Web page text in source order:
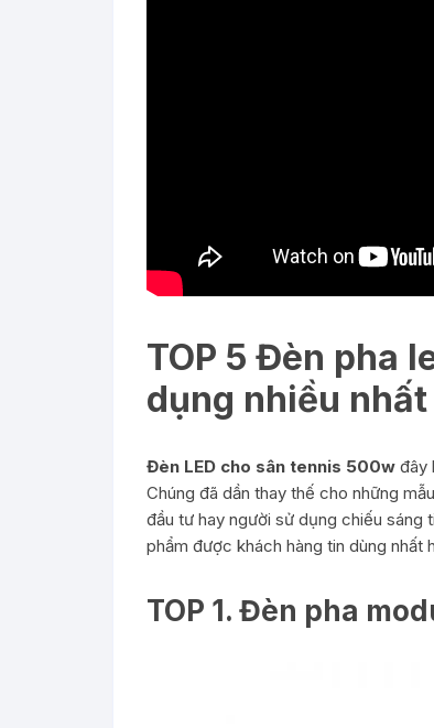
TOP 5 Đèn pha
dụng nhiều
Đèn LED cho sân tennis 500w đây
Chúng đã dần thay thế cho những
đầu tư hay người sử dụng chiếu sáng
phẩm được khách hàng tin dùng nhất
TOP 1. Đèn pha